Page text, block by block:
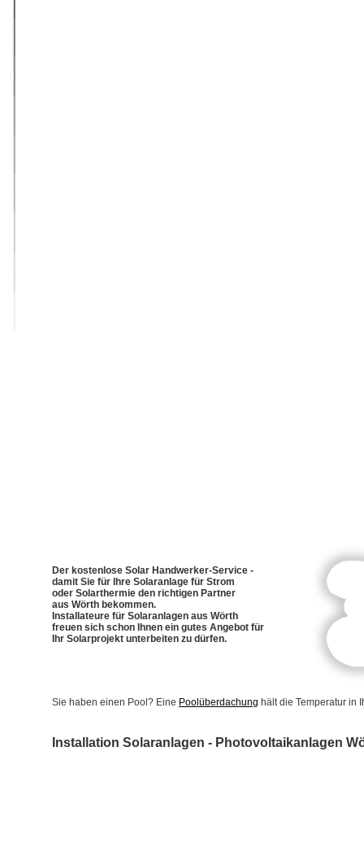
Der kostenlose Solar Handwerker-Service -
damit Sie für Ihre Solaranlage für Strom
oder Solarthermie den richtigen Partner
aus Wörth bekommen.
Installateure für Solaranlagen aus Wörth
freuen sich schon Ihnen ein gutes Angebot für
Ihr Solarprojekt unterbeiten zu dürfen.
Sie haben einen Pool? Eine Poolüberdachung hält die Temperatur in
Installation Solaranlagen - Photovoltaikanlagen